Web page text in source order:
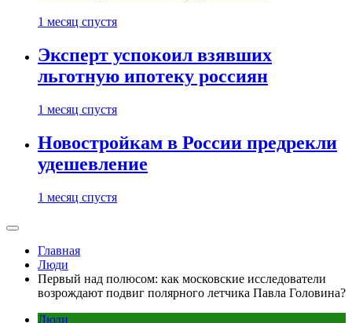
1 месяц спустя
Эксперт успокоил взявших
льготную ипотеку россиян
1 месяц спустя
Новостройкам в России предрекли
удешевление
1 месяц спустя
Главная
Люди
Первый над полюсом: как московские исследователи
возрождают подвиг полярного летчика Павла Головина?
Люди